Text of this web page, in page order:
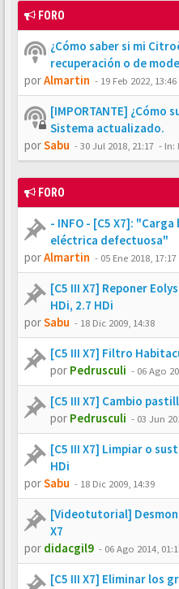
FORO
¿Cómo saber si mi
recuperación o de
porAlmartin - 19 Feb 2022, 13:46
[IMPORTANTE] ¿Cómo
Sistema actualizado.
porSabu -30 Jul 2018, 21:17 - In:
FORO
- INFO - [C5 X7]:
eléctrica defectuosa"
porAlmartin - 05 Ene 2018, 17:17
[C5 III X7] Reponer
HDi, 2.7 HDi
porSabu - 18 Dic 2009, 14:38
[C5 III X7] Filtro
por Pedrusculi - 06 Ago
[C5 III X7] Cambio
por Pedrusculi - 03 Jun
[C5 III X7] Limpiar o
HDi
porSabu - 18 Dic 2009, 14:39
[Videotutorial]
X7
por didacgil9 - 06 Ago 2014,
[C5 III X7] Eliminar los